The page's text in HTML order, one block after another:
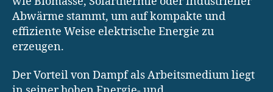
Abwärme stammt, um auf kompakte und
effiziente Weise elektrische Energie zu
erzeugen.
Der Vorteil von Dampf als Arbeitsmedium liegt